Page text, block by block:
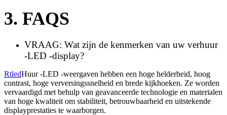
3. FAQS
VRAAG: Wat zijn de kenmerken van uw verhuur
-LED -display?
RtledHuur -LED -weergaven hebben een hoge helderheid, hoog
contrast, hoge verversingssnelheid en brede kijkhoeken. Ze worden
vervaardigd met behulp van geavanceerde technologie en materialen
van hoge kwaliteit om stabiliteit, betrouwbaarheid en uitstekende
displayprestaties te waarborgen.